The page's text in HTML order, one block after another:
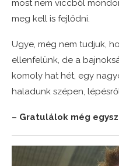
most nem viccből
meg kell is fejlődni.
Ugye, még nem tudjuk,
ellenfelünk, de a
komoly hat hét, egy
haladunk szépen,
– Gratulálok még